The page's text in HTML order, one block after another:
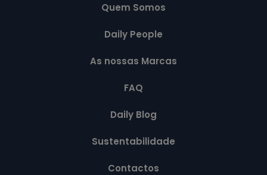
Quem Somos
Daily People
As nossas Marcas
FAQ
Daily Blog
Sustentabilidade
Contactos